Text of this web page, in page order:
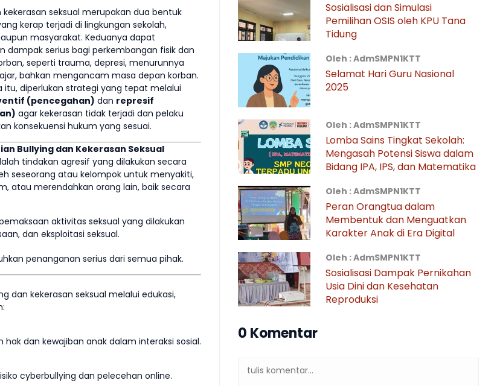
kekerasan seksual merupakan dua bentuk
kerap terjadi di lingkungan sekolah,
masyarakat. Keduanya dapat
dampak serius bagi perkembangan fisik dan
seperti trauma, depresi, menurunnya
bahkan mengancam masa depan korban.
itu, diperlukan strategi yang tepat melalui
(pencegahan) dan represif
agar kekerasan tidak terjadi dan pelaku
konsekuensi hukum yang sesuai.
Bullying dan Kekerasan Seksual
tindakan agresif yang dilakukan secara
seseorang atau kelompok untuk menyakiti,
atau merendahkan orang lain, baik secara
aktivitas seksual yang dilakukan
dan eksploitasi seksual.
penanganan serius dari semua pihak.
dan kekerasan seksual melalui edukasi,
dan kewajiban anak dalam interaksi sosial.
cyberbullying dan pelecehan online.
Sosialisasi dan Simulasi
Pemilihan OSIS oleh KPU Tana
Tidung
Oleh : AdmSMPN1KTT
Selamat Hari Guru Nasional
2025
Oleh : AdmSMPN1KTT
Lomba Sains Tingkat Sekolah:
Mengasah Potensi Siswa dalam
Bidang IPA, IPS, dan Matematika
Oleh : AdmSMPN1KTT
Peran Orangtua dalam
Membentuk dan Menguatkan
Karakter Anak di Era Digital
Oleh : AdmSMPN1KTT
Sosialisasi Dampak Pernikahan
Usia Dini dan Kesehatan
Reproduksi
0 Komentar